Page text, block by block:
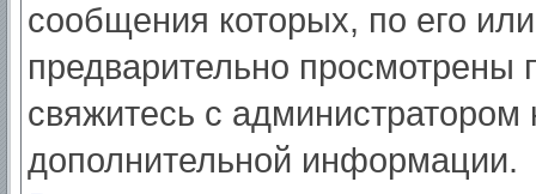
сообщения которых, по его
предварительно просмотрены
свяжитесь с
дополнительной информации.